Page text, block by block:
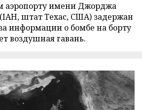
аэропорту имени Джорджа
штат Техас, США) задержан
информации о бомбе на борту
воздушная гавань.